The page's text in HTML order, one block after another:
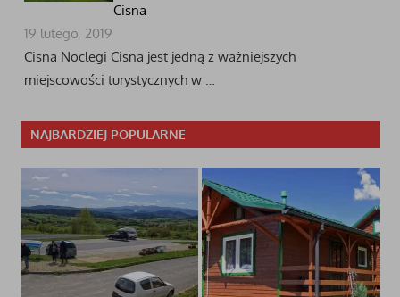
Cisna
19 lutego, 2019
Cisna Noclegi Cisna jest jedną z ważniejszych
miejscowości turystycznych w …
NAJBARDZIEJ POPULARNE